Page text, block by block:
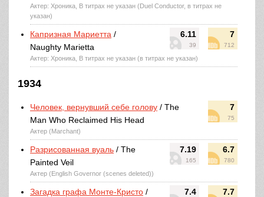
Актер: Хроника, В титрах не указан (Duel Conductor, в титрах не
указан)
6.11
39
7
712
Капризная Мариетта /
Naughty Marietta
Актер: Хроника, В титрах не указан (в титрах не указан)
1934
7
75
Человек, вернувший себе голову / The
Man Who Reclaimed His Head
Актер (Marchant)
7.19
165
6.7
780
Разрисованная вуаль / The
Painted Veil
Актер (English Governor (scenes deleted))
7.4 7.7
Загадка графа Монте-Кристо /